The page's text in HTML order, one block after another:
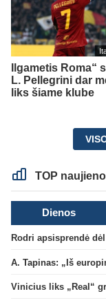
Ilgametis Roma“
L. Pellegrini dar
liks šiame klube
TOP
Dienos
Rodri apsisprendė
Vinicius liks „Real“